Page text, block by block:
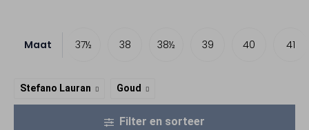
Maat
37 37½ 38 38½ 39 40 41
Stefano Lauran Goud
Filter en sorteer